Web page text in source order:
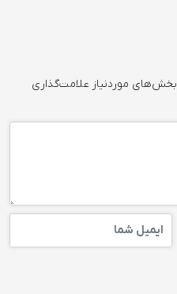
بخش‌های موردنیاز علامت‌گذاری